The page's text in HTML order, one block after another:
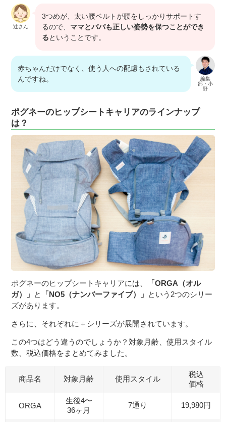
辻さん
3つめが、太い腰ベルトが腰をしっかりサポートす
るので、 ママとパパも正しい姿勢を保つことができ
るということです。
赤ちゃんだけでなく、使う人への配慮もされている
んですね。
編集
部・小
野
ポグネーのヒップシートキャリアのラインナップ
は？
ポグネーのヒップシートキャリアには、
「ORGA（オル
ガ）」 と 「NO5（ナンバーファイブ）」 という2つのシリー
ズがあります。
さらに、それぞれに＋シリーズが展開されています。
この4つはどう違うのでしょうか？対象月齢、使用スタイル
数、税込価格をまとめてみました。
商品名 対象月齢 使用スタイル
税込
価格
ORGA
生後4〜
36ヶ月
7通り 19,980円